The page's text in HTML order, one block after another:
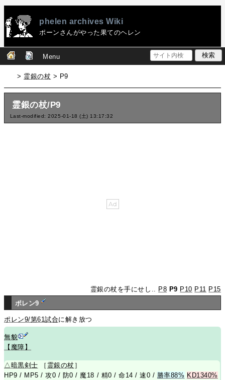
phelen archives Wiki
ポーンさんがやった果てのヘレン
Menu
> 霊銀の杖 > P9
霊銀の杖/P9
Last-modified: 2025-01-18 (土) 13:17:32
霊銀の杖を手にせし.. P8 P9 P10 P11 P15
ポレン9
ポレン9/第61試合に解き放つ
無貌
【魔障】
△暗黒剣士 ［ 霊銀の杖 ］
HP9 / MP5 / 攻0 / 防0 / 魔18 / 精0 / 命14 / 速0 / 勝率88% KD1340%